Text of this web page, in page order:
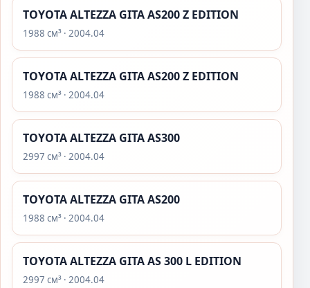
TOYOTA ALTEZZA GITA AS200 Z EDITION
1988 см³ · 2004.04
TOYOTA ALTEZZA GITA AS200 Z EDITION
1988 см³ · 2004.04
TOYOTA ALTEZZA GITA AS300
2997 см³ · 2004.04
TOYOTA ALTEZZA GITA AS200
1988 см³ · 2004.04
TOYOTA ALTEZZA GITA AS 300 L EDITION
2997 см³ · 2004.04